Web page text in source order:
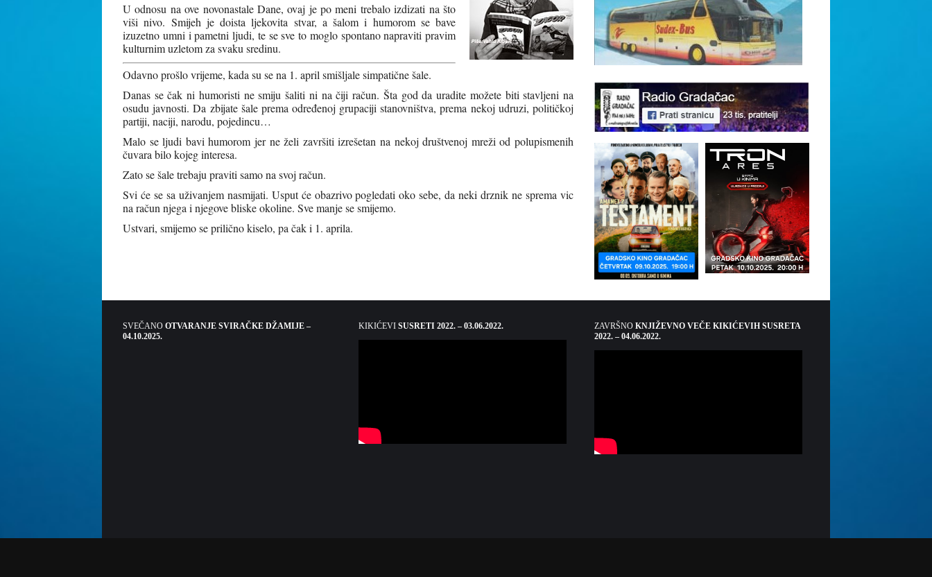
U odnosu na ove novonastale Dane, ovaj je po meni trebalo izdizati na što
viši nivo. Smijeh je doista ljekovita stvar, a šalom i humorom se bave
izuzetno umni i pametni ljudi, te se sve to moglo spontano napraviti pravim
kulturnim uzletom za svaku sredinu.
Odavno prošlo vrijeme, kada su se na 1. april smišljale simpatične šale.
Danas se čak ni humoristi ne smiju šaliti ni na čiji račun. Šta god da uradite možete biti stavljeni na
osudu javnosti. Da zbijate šale prema određenoj grupaciji stanovništva, prema nekoj udruzi, političkoj
partiji, naciji, narodu, pojedincu…
Malo se ljudi bavi humorom jer ne želi završiti izrešetan na nekoj društvenoj mreži od polupismenih
čuvara bilo kojeg interesa.
Zato se šale trebaju praviti samo na svoj račun.
Svi će se sa uživanjem nasmijati. Usput će obazrivo pogledati oko sebe, da neki drznik ne sprema vic
na račun njega i njegove bliske okoline. Sve manje se smijemo.
Ustvari, smijemo se prilično kiselo, pa čak i 1. aprila.
SVEČANO OTVARANJE SVIRAČKE DŽAMIJE –
04.10.2025.
KIKIĆEVI SUSRETI 2022. – 03.06.2022. ZAVRŠNO KNJIŽEVNO VEČE KIKIĆEVIH SUSRETA
2022. – 04.06.2022.